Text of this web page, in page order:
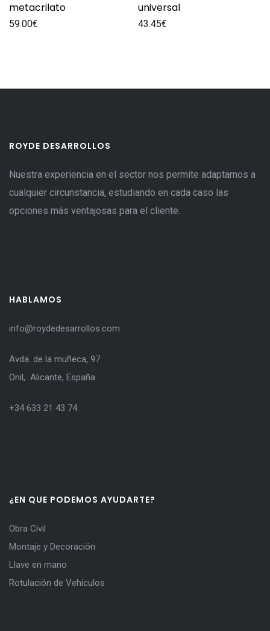
metacrilato
59.00€
universal
43.45€
ROYDE DESARROLLOS
Nuestra experiencia en el sector nos permite adaptarnos a
cualquier circunstancia, estudiando en cada caso las
opciones más ventajosas para el cliente.
HABLAMOS
info@roydedesarrollos.com
Avda. de la muñeca, 97
Onil, Alicante, España
+34 633 21 43 74
¿EN QUE PODEMOS AYUDARTE?
Obra Civil
Montaje y Decoración
Llave en mano
Rotulación de Vehículos